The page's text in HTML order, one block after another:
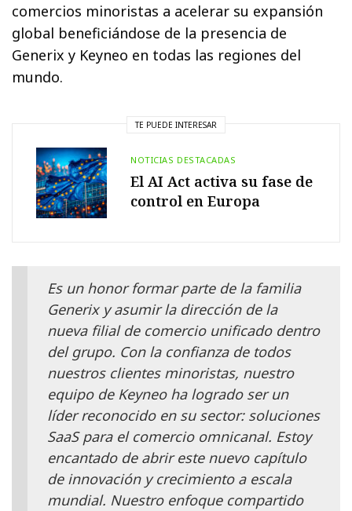
comercios minoristas a acelerar su expansión
global beneficiándose de la presencia de
Generix y Keyneo en todas las regiones del
mundo.
TE PUEDE INTERESAR
NOTICIAS DESTACADAS
El AI Act activa su fase de
control en Europa
Es un honor formar parte de la familia
Generix y asumir la dirección de la
nueva filial de comercio unificado dentro
del grupo. Con la confianza de todos
nuestros clientes minoristas, nuestro
equipo de Keyneo ha logrado ser un
líder reconocido en su sector: soluciones
SaaS para el comercio omnicanal. Estoy
encantado de abrir este nuevo capítulo
de innovación y crecimiento a escala
mundial. Nuestro enfoque compartido